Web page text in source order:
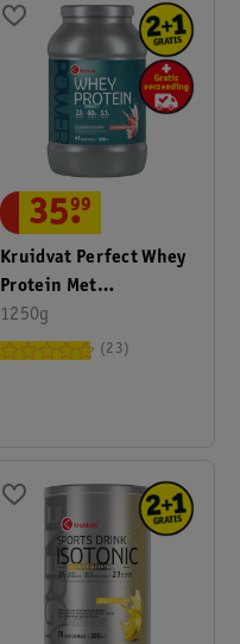
Kruidvat Perfect Whey
Protein Met
Aardbeismaak
1250g
35.
99
23